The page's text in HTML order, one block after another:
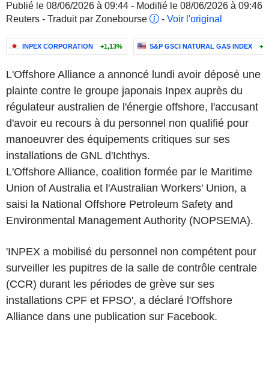
Publié le 08/06/2026 à 09:44 - Modifié le 08/06/2026 à 09:46
Reuters - Traduit par Zonebourse
- Voir l'original
INPEX CORPORATION +1,13% S&P GSCI NATURAL GAS INDEX
L'Offshore Alliance a annoncé lundi avoir déposé une
plainte contre le groupe japonais Inpex auprès du
régulateur australien de l'énergie offshore, l'accusant
d'avoir eu recours à du personnel non qualifié pour
manoeuvrer des équipements critiques sur ses
installations de GNL d'Ichthys.
L'Offshore Alliance, coalition formée par le Maritime
Union of Australia et l'Australian Workers' Union, a
saisi la National Offshore Petroleum Safety and
Environmental Management Authority (NOPSEMA).
'INPEX a mobilisé du personnel non compétent pour
surveiller les pupitres de la salle de contrôle centrale
(CCR) durant les périodes de grève sur ses
installations CPF et FPSO', a déclaré l'Offshore
Alliance dans une publication sur Facebook.